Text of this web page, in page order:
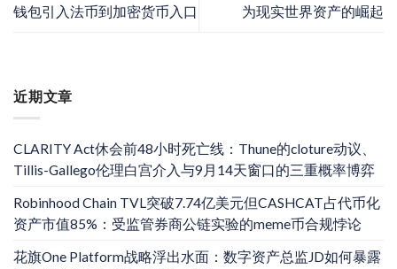
近期文章
CLARITY Act休会前48小时死亡线：Thune的cloture动议、
Tillis-Gallego伦理白宫介入与9月14天窗口的三重概率博弈
Robinhood Chain TVL突破7.74亿美元但CASHCAT占代币化
资产市值85%：受监管券商公链实验的meme币合规悖论
花旗One Platform战略浮出水面：数字资产总监JD如何暴露
钱包引入法币到加密货币入口
为现实世界资产的崛起